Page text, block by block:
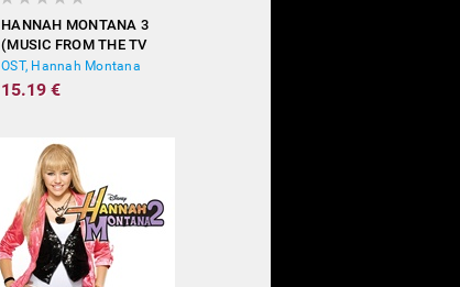
HANNAH MONTANA 3
(MUSIC FROM THE TV
SHOW)
OST, Hannah Montana
15.19 €